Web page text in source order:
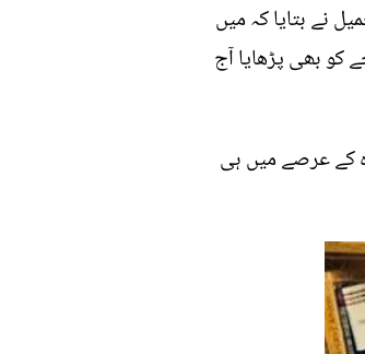
نے بتایا کہ میں
کو بھی پڑھایا آج
کے عرصے میں ہی